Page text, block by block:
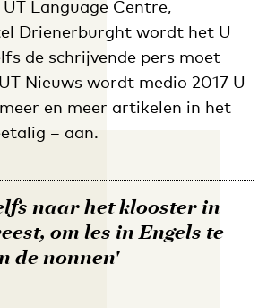
Language Centre,
Drienerburght wordt het U
de schrijvende pers moet
Nieuws wordt medio 2017 U-
en meer artikelen in het
– aan.
naar het klooster in
om les in Engels te
de nonnen'